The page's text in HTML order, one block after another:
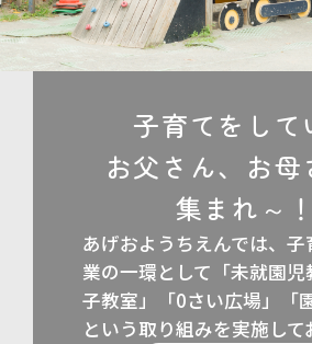
子育てをして
お父さん、 お母
集まれ～！
あげおようちえんでは、子
業の一環として「未就園児
子教室」「0さい広場」「
という取り組みを実施して